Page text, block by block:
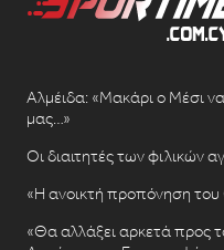
Αλμέιδα: «Μακάρι ο Μέσι να
μας…»
Οι διαιτητές των φιλικών
«Η ανοικτή προπόνηση
«Θα αλλάξει αρκετά προς